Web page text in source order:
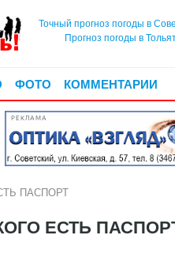
Точный прогноз погоды в
Прогноз погоды в
ФОТО КОММЕНТАРИИ
РЕКЛАМА
ПАСПОРТ
ЕСТЬ